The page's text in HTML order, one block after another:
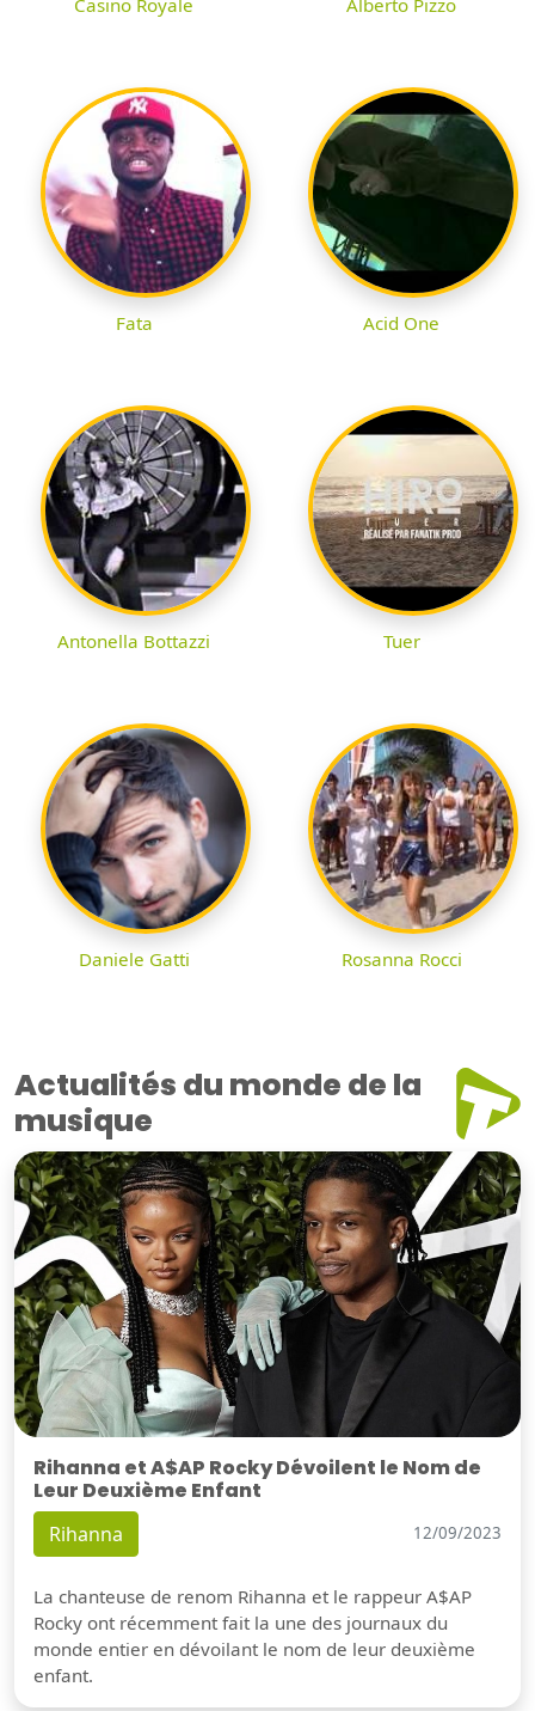
Fata Acid One
Antonella Bottazzi Tuer
Daniele Gatti Rosanna Rocci
Actualités du monde de la
musique
Rihanna et A$AP Rocky Dévoilent le Nom de
Leur Deuxième Enfant
Rihanna 12/09/2023
La chanteuse de renom Rihanna et le rappeur A$AP
Rocky ont récemment fait la une des journaux du
monde entier en dévoilant le nom de leur deuxième
enfant.